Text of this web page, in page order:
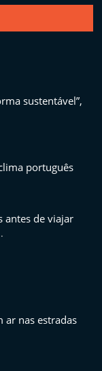
sustentável”,
português
antes de viajar
ar nas estradas